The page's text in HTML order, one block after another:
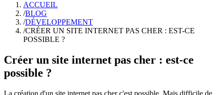
ACCUEIL
/BLOG
/DÉVELOPPEMENT
/CRÉER UN SITE INTERNET PAS CHER : EST-CE
POSSIBLE ?
Créer un site internet pas cher : est-ce
possible ?
La création d'un site internet pas cher c'est possible. Mais difficile de